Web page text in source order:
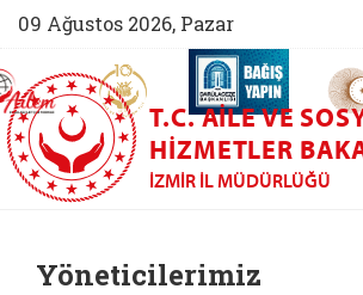
09 Ağustos 2026, Pazar
(yeni sekmede açılır)
AİLEM İletişim Merkezi (yeni sekmede açılır)
Aile ve Nüfus On Yılı (yeni
T.C. AILE VE
HIZMETLER
İZMIR İL MÜDÜRLÜĞÜ
Yöneticilerimiz